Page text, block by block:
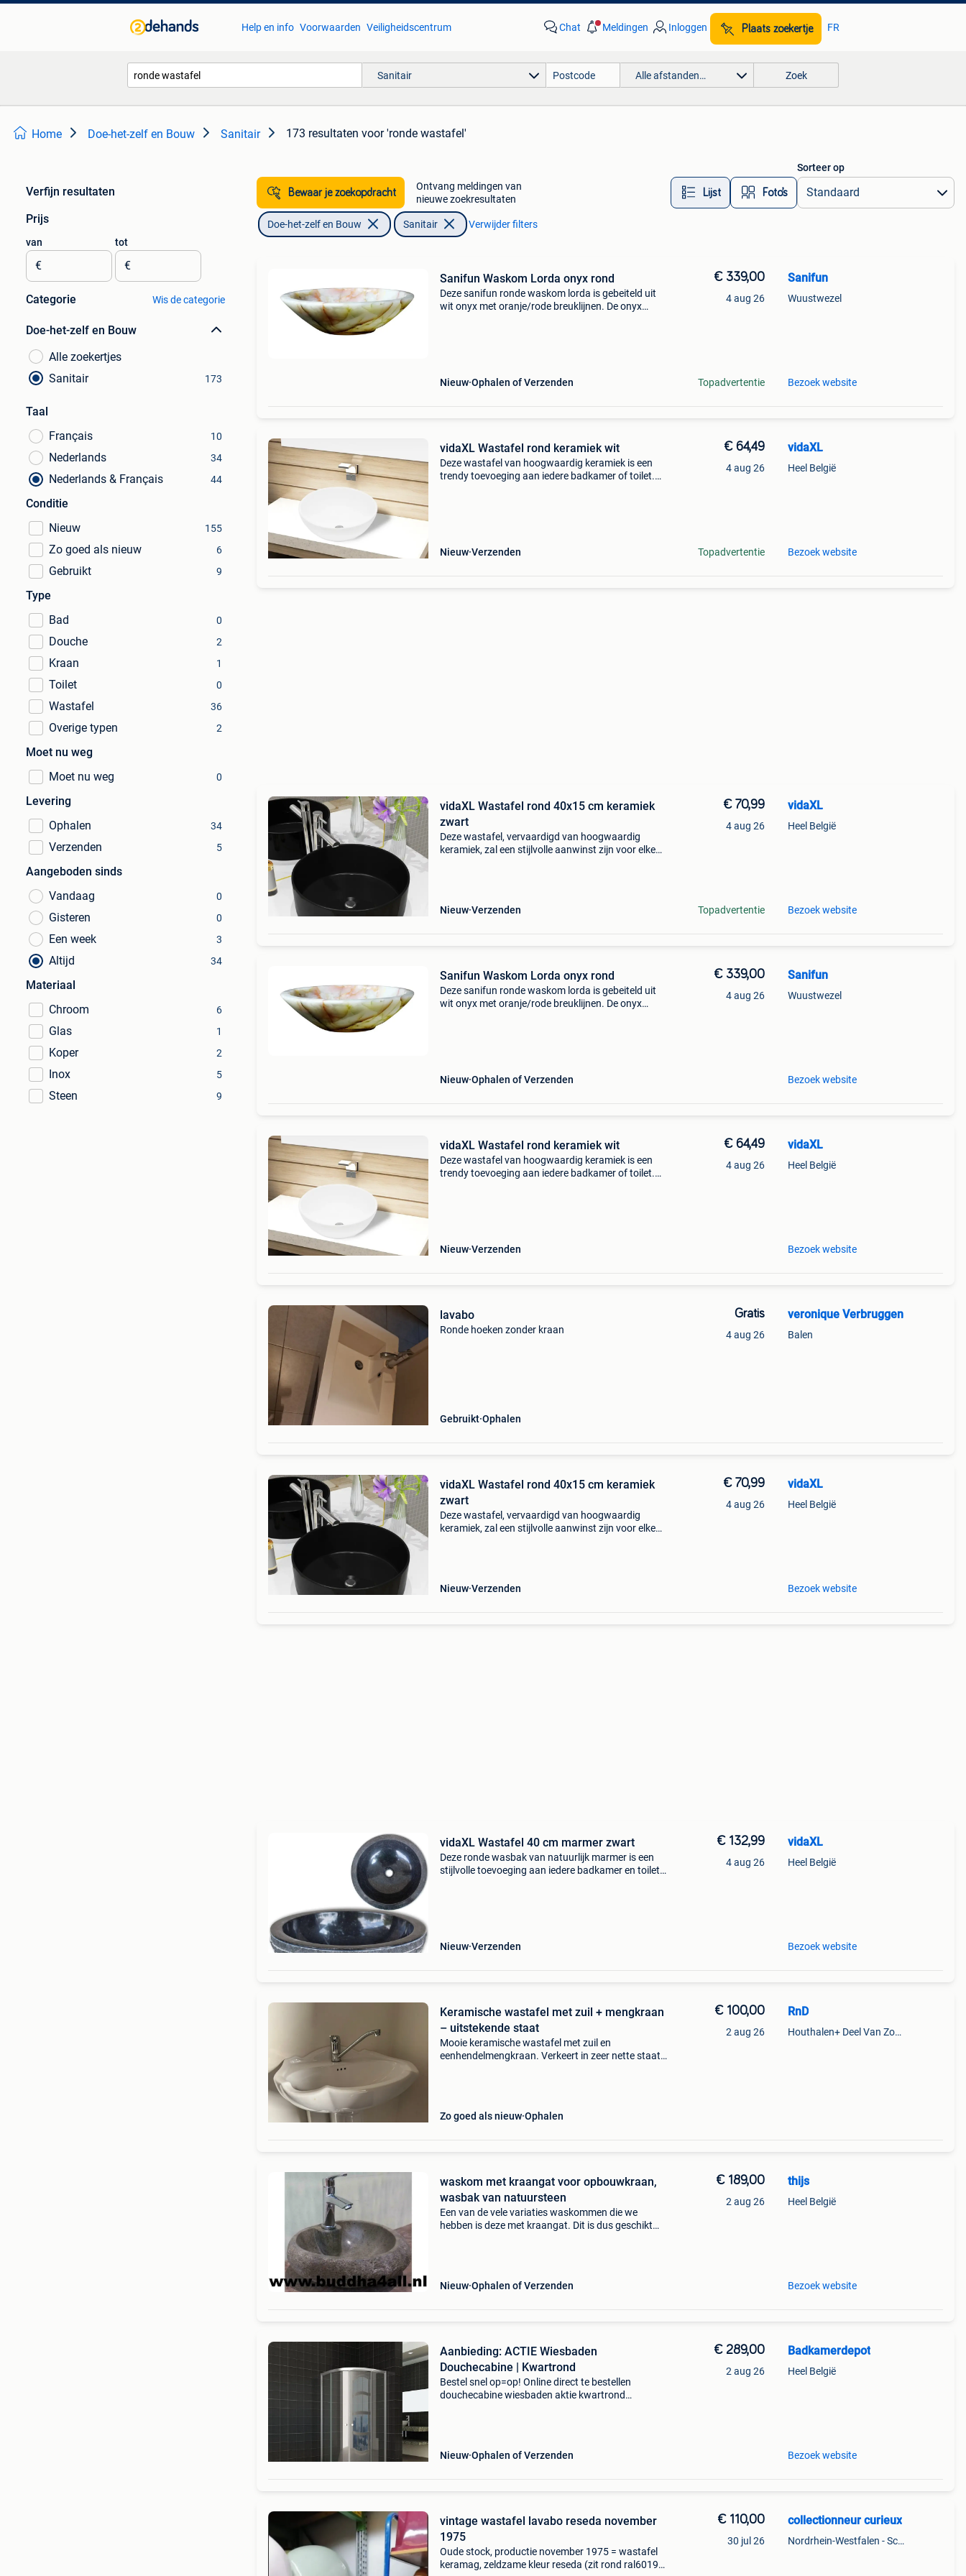
Help en info Voorwaarden Veiligheidscentrum Chat Meldingen Inloggen Plaats zoekertje FR
Sanitair Alle afstanden… Zoek
Home Doe-het-zelf en Bouw Sanitair 173 resultaten voor 'ronde wastafel'
Verfijn resultaten
Prijs
van
€
tot
€
Categorie Wis de categorie
Doe-het-zelf en Bouw
Alle zoekertjes
Sanitair
173
Taal
Français
10
Nederlands 34
Nederlands & Français 44
Conditie
Nieuw
155
Zo goed als nieuw 6
Gebruikt 9
Type
Bad
0
Douche 2
Kraan 1
Toilet 0
Wastafel 36
Overige typen 2
Moet nu weg
Moet nu weg
0
Levering
Ophalen
34
Verzenden 5
Aangeboden sinds
Vandaag
0
Gisteren 0
Een week 3
Altijd 34
Materiaal
Chroom
6
Glas 1
Koper 2
Inox 5
Steen 9
Bewaar je zoekopdracht
Ontvang meldingen van
nieuwe zoekresultaten
Lijst Foto’s
Sorteer op
Doe-het-zelf en Bouw Sanitair Verwijder filters
Sanifun Waskom Lorda onyx rond
Deze sanifun ronde waskom lorda is gebeiteld uit
wit onyx met oranje/rode breuklijnen. De onyx
Nieuw Ophalen of Verzenden
€ 339,00
4 aug 26
Topadvertentie
Sanifun
Wuustwezel
Bezoek website
vidaXL Wastafel rond keramiek wit
Deze wastafel van hoogwaardig keramiek is een
trendy toevoeging aan iedere badkamer of toilet.
Nieuw Verzenden
€ 64,49
4 aug 26
Topadvertentie
vidaXL
Heel België
Bezoek website
vidaXL Wastafel rond 40x15 cm keramiek
zwart
Deze wastafel, vervaardigd van hoogwaardig
keramiek, zal een stijlvolle aanwinst zijn voor elke
Nieuw Verzenden
€ 70,99
4 aug 26
Topadvertentie
vidaXL
Heel België
Bezoek website
Sanifun Waskom Lorda onyx rond
Deze sanifun ronde waskom lorda is gebeiteld uit
wit onyx met oranje/rode breuklijnen. De onyx
Nieuw Ophalen of Verzenden
€ 339,00
4 aug 26
Sanifun
Wuustwezel
Bezoek website
vidaXL Wastafel rond keramiek wit
Deze wastafel van hoogwaardig keramiek is een
trendy toevoeging aan iedere badkamer of toilet.
Nieuw Verzenden
€ 64,49
4 aug 26
vidaXL
Heel België
Bezoek website
lavabo
Ronde hoeken zonder kraan
Gebruikt Ophalen
Gratis
4 aug 26
veronique Verbruggen
Balen
vidaXL Wastafel rond 40x15 cm keramiek
zwart
Deze wastafel, vervaardigd van hoogwaardig
keramiek, zal een stijlvolle aanwinst zijn voor elke
Nieuw Verzenden
€ 70,99
4 aug 26
vidaXL
Heel België
Bezoek website
vidaXL Wastafel 40 cm marmer zwart
Deze ronde wasbak van natuurlijk marmer is een
stijlvolle toevoeging aan iedere badkamer en toilet.
Nieuw Verzenden
€ 132,99
4 aug 26
vidaXL
Heel België
Bezoek website
Keramische wastafel met zuil + mengkraan
– uitstekende staat
Mooie keramische wastafel met zuil en
eenhendelmengkraan. Verkeert in zeer nette staat,
Zo goed als nieuw Ophalen
€ 100,00
2 aug 26
RnD
Houthalen+ Deel Van Zonhoven En Zolder
waskom met kraangat voor opbouwkraan,
wasbak van natuursteen
Een van de vele variaties waskommen die we
hebben is deze met kraangat. Dit is dus geschikt
Nieuw Ophalen of Verzenden
€ 189,00
2 aug 26
thijs
Heel België
Bezoek website
Aanbieding: ACTIE Wiesbaden
Douchecabine | Kwartrond
Bestel snel op=op! Online direct te bestellen
douchecabine wiesbaden aktie kwartrond
Nieuw Ophalen of Verzenden
€ 289,00
2 aug 26
Badkamerdepot
Heel België
Bezoek website
vintage wastafel lavabo reseda november
1975
Oude stock, productie november 1975 = wastafel
keramag, zeldzame kleur reseda (zit rond ral6019
€ 110,00
30 jul 26
collectionneur curieux
Nordrhein-Westfalen - Schleiden